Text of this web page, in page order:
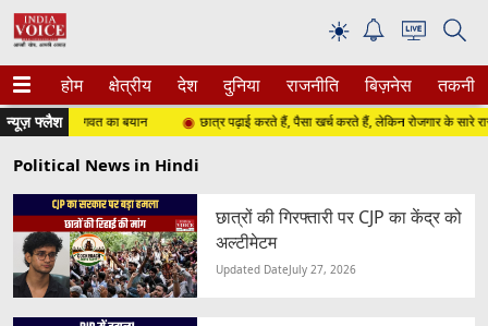
☀
होम क्षेत्रीय देश दुनिया राजनीति बिज़नेस तकनीक
न्यूज़ फ्लैश
मोहन भागवत का बयान छात्र पढ़ाई करते हैं, पैसा खर्च करते हैं, लेकिन रोजगार के सारे रास्ते
Political News in Hindi
छात्रों की गिरफ्तारी पर CJP का केंद्र को
अल्टीमेटम
Updated DateJuly 27, 2026